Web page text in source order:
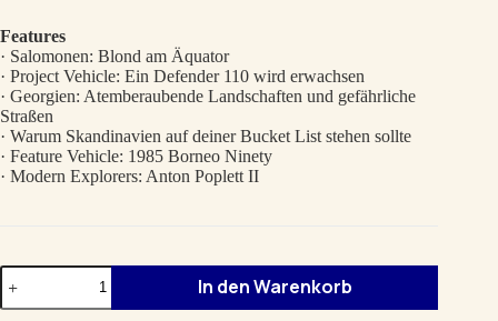
Features
· Salomonen: Blond am Äquator
· Project Vehicle: Ein Defender 110 wird erwachsen
· Georgien: Atemberaubende Landschaften und gefährliche
Straßen
· Warum Skandinavien auf deiner Bucket List stehen sollte
· Feature Vehicle: 1985 Borneo Ninety
· Modern Explorers: Anton Poplett II
HERBST
2022
DE
In den Warenkorb